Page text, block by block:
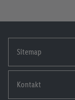
Sitemap
Kontakt